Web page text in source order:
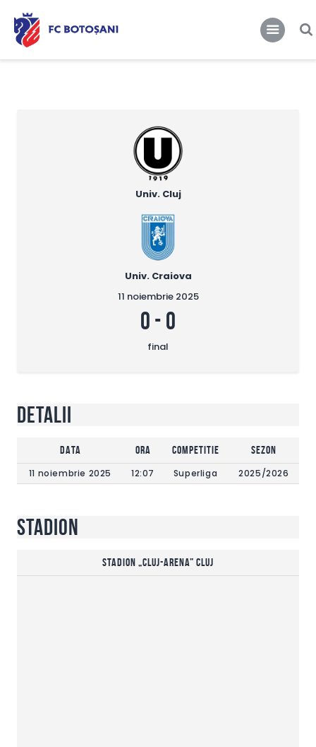
Club
Stiri
Univ. Cluj
Univ. Craiova
11 noiembrie 2025
0 - 0
final
Detalii
DATA Ora Competitie
Sezon
11 noiembrie 2025
12:07 Superliga 2025/2026
Stadion
Stadion „Cluj-Arena” Cluj